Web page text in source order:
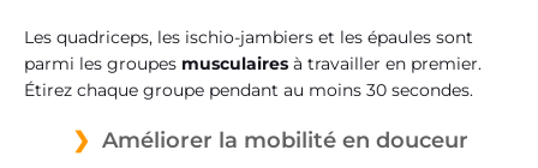
Les quadriceps, les ischio-jambiers et les épaules sont
parmi les groupes musculaires à travailler en premier.
Étirez chaque groupe pendant au moins 30 secondes.
Améliorer la mobilité en douceur